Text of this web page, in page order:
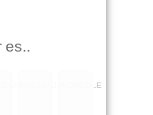
es..
INCREIBLE